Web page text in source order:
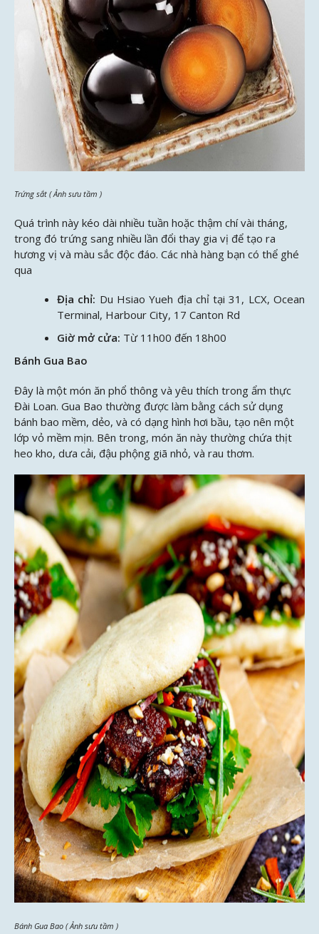
Trứng sắt ( Ảnh sưu tầm )
Quá trình này kéo dài nhiều tuần hoặc thậm chí vài tháng,
trong đó trứng sang nhiều lần đổi thay gia vị để tạo ra
hương vị và màu sắc độc đáo. Các nhà hàng bạn có thể ghé
qua
Địa chỉ: Du Hsiao Yueh địa chỉ tại 31, LCX, Ocean
Terminal, Harbour City, 17 Canton Rd
Giờ mở cửa: Từ 11h00 đến 18h00
Bánh Gua Bao
Đây là một món ăn phổ thông và yêu thích trong ẩm thực
Đài Loan. Gua Bao thường được làm bằng cách sử dụng
bánh bao mềm, dẻo, và có dạng hình hơi bầu, tạo nên một
lớp vỏ mềm mịn. Bên trong, món ăn này thường chứa thịt
heo kho, dưa cải, đậu phộng giã nhỏ, và rau thơm.
Bánh Gua Bao ( Ảnh sưu tầm )